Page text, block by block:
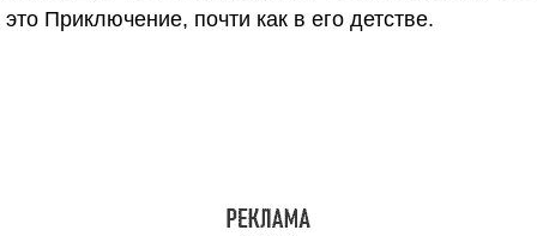
это Приключение, почти как в его детстве.